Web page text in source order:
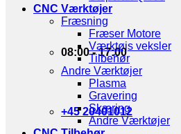
08:00 - 17:00
+45 20401012
CNC Værktøjer
Fræsning
Fræser Motore
Værktøjs veksler
Tilbehør
Andre Værktøjer
Plasma
Gravering
Skæring
Andre Værktøjer